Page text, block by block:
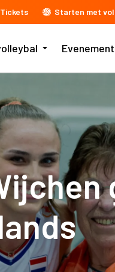
Tickets Starten met